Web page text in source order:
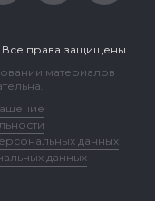
Все права защищены.
материалов
данных
данных